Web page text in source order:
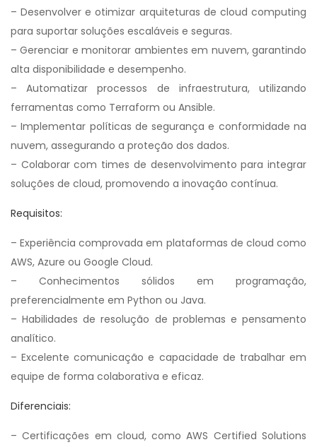
– Desenvolver e otimizar arquiteturas de cloud computing
para suportar soluções escaláveis e seguras.
– Gerenciar e monitorar ambientes em nuvem, garantindo
alta disponibilidade e desempenho.
– Automatizar processos de infraestrutura, utilizando
ferramentas como Terraform ou Ansible.
– Implementar políticas de segurança e conformidade na
nuvem, assegurando a proteção dos dados.
– Colaborar com times de desenvolvimento para integrar
soluções de cloud, promovendo a inovação contínua.
Requisitos:
– Experiência comprovada em plataformas de cloud como
AWS, Azure ou Google Cloud.
– Conhecimentos sólidos em programação,
preferencialmente em Python ou Java.
– Habilidades de resolução de problemas e pensamento
analítico.
– Excelente comunicação e capacidade de trabalhar em
equipe de forma colaborativa e eficaz.
Diferenciais:
– Certificações em cloud, como AWS Certified Solutions